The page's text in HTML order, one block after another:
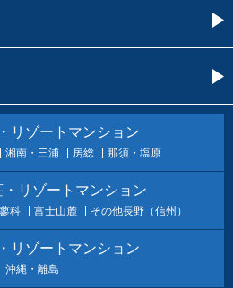
リゾートマンション
湘南・三浦 房総 那須・塩原
リゾートマンション
科 富士山麓 その他長野（信州）
リゾートマンション
沖縄・離島